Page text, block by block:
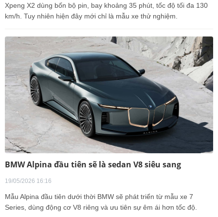
Xpeng X2 dùng bốn bộ pin, bay khoảng 35 phút, tốc độ tối đa 130
km/h. Tuy nhiên hiện đây mới chỉ là mẫu xe thử nghiệm.
BMW Alpina đầu tiên sẽ là sedan V8 siêu sang
19/05/2026 16:16
Mẫu Alpina đầu tiên dưới thời BMW sẽ phát triển từ mẫu xe 7
Series, dùng động cơ V8 riêng và ưu tiên sự êm ái hơn tốc độ.